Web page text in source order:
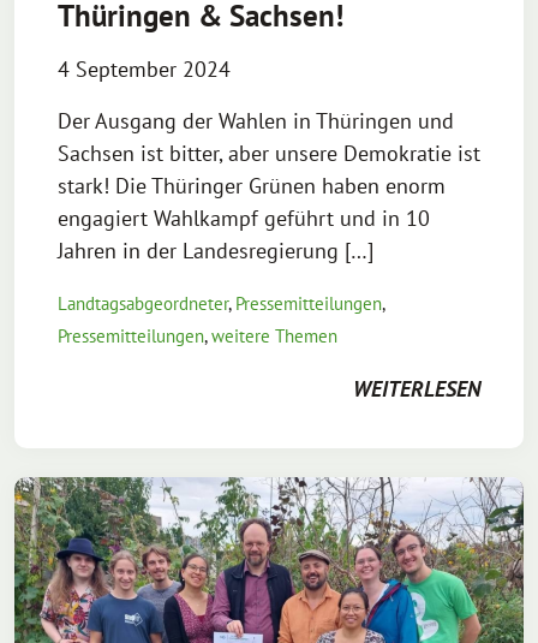
Thüringen & Sachsen!
4 September 2024
Der Ausgang der Wahlen in Thüringen und
Sachsen ist bitter, aber unsere Demokratie ist
stark! Die Thüringer Grünen haben enorm
engagiert Wahlkampf geführt und in 10
Jahren in der Landesregierung […]
Landtagsabgeordneter, Pressemitteilungen,
Pressemitteilungen,weitere Themen
WEITERLESEN